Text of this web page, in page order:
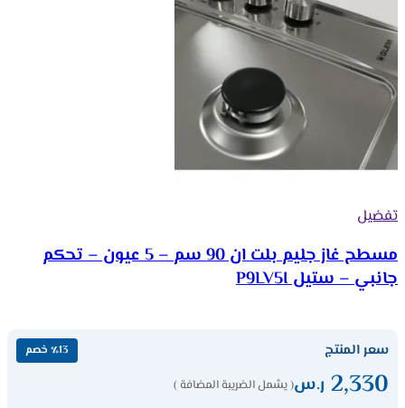
تفضيل
مسطح غاز جليم بلت ان 90 سم – 5 عيون – تحكم
جانبي – ستيل P9LV5I
سعر المنتج ٪13 خصم
2,330 ر.س( يشمل الضريبة المضافة )